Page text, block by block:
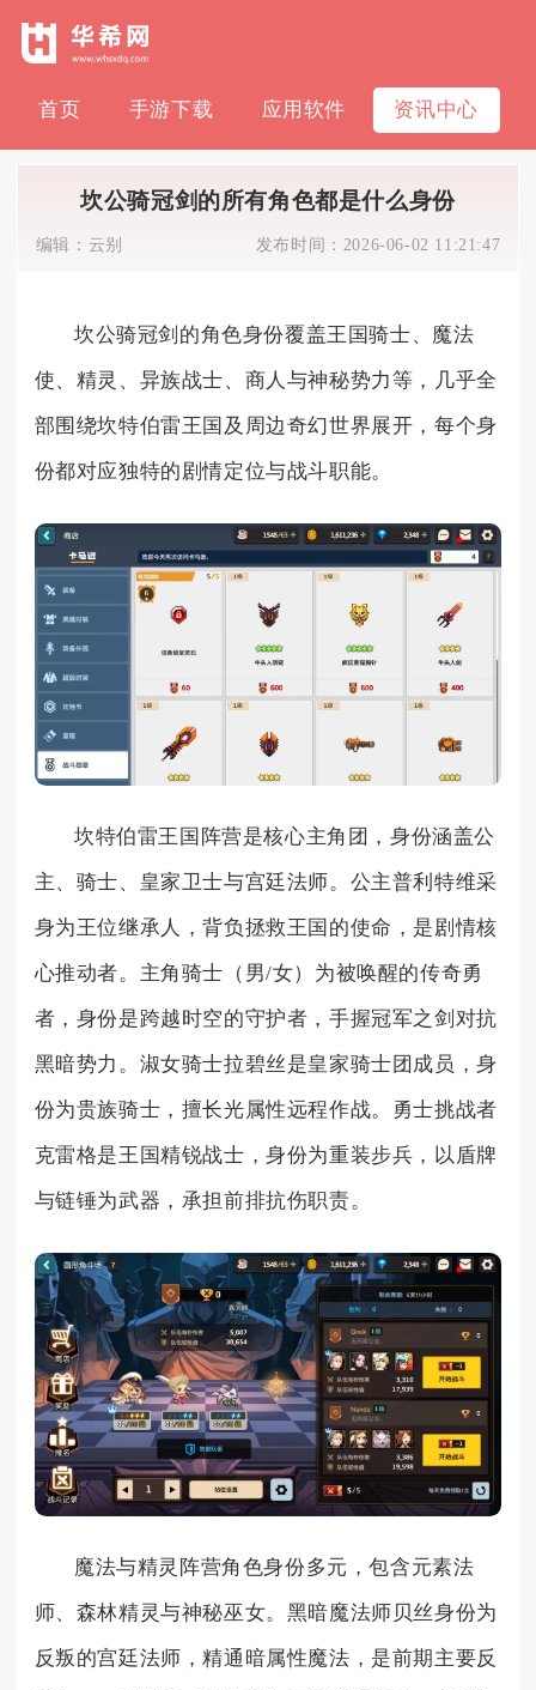
首页 手游下载 应用软件 资讯中心
坎公骑冠剑的所有角色都是什么身份
编辑： 云别 发布时间： 2026-06-02 11:21:47
坎公骑冠剑的角色身份覆盖王国骑士、魔法
使、精灵、异族战士、商人与神秘势力等，几乎全
部围绕坎特伯雷王国及周边奇幻世界展开，每个身
份都对应独特的剧情定位与战斗职能。
坎特伯雷王国阵营是核心主角团，身份涵盖公
主、骑士、皇家卫士与宫廷法师。公主普利特维采
身为王位继承人，背负拯救王国的使命，是剧情核
心推动者。主角骑士（男/女）为被唤醒的传奇勇
者，身份是跨越时空的守护者，手握冠军之剑对抗
黑暗势力。淑女骑士拉碧丝是皇家骑士团成员，身
份为贵族骑士，擅长光属性远程作战。勇士挑战者
克雷格是王国精锐战士，身份为重装步兵，以盾牌
与链锤为武器，承担前排抗伤职责。
魔法与精灵阵营角色身份多元，包含元素法
师、森林精灵与神秘巫女。黑暗魔法师贝丝身份为
反叛的宫廷法师，精通暗属性魔法，是前期主要反